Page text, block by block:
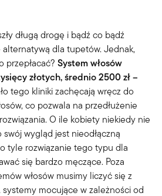
długą drogę i bądź co bądź
dla tupetów. Jednak,
przepłacać? System włosów
złotych, średnio 2500 zł –
tego kliniki zachęcają wręcz do
co pozwala na przedłużenie
O ile kobiety niekiedy nie
swój wygląd jest nieodłączną
tyle rozwiązanie tego typu dla
się bardzo męczące. Poza
włosów musimy liczyć się z
systemy mocujące w zależności od